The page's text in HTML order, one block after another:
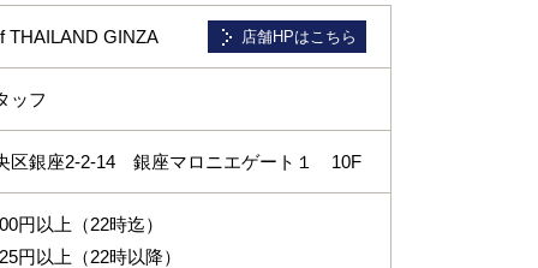
THAILAND GINZA 店舗HPはこちら
ッフ
区銀座2-2-14 銀座マロニエゲート１ 10F
円以上（22時迄）
円以上（22時以降）